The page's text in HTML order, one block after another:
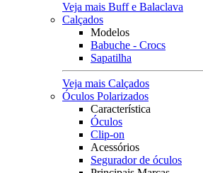
Veja mais Buff e Balaclava
Calçados
Modelos
Babuche - Crocs
Sapatilha
Veja mais Calçados
Óculos Polarizados
Característica
Óculos
Clip-on
Acessórios
Segurador de óculos